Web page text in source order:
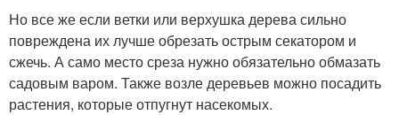
Но все же если ветки или верхушка дерева сильно
повреждена их лучше обрезать острым секатором и
сжечь. А само место среза нужно обязательно обмазать
садовым варом. Также возле деревьев можно посадить
растения, которые отпугнут насекомых.